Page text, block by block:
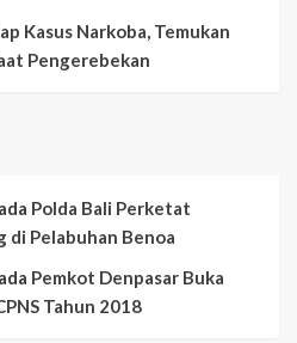
Kasus Narkoba, Temukan
Pengerebekan
Polda Bali Perketat
di Pelabuhan Benoa
Pemkot Denpasar Buka
Tahun 2018